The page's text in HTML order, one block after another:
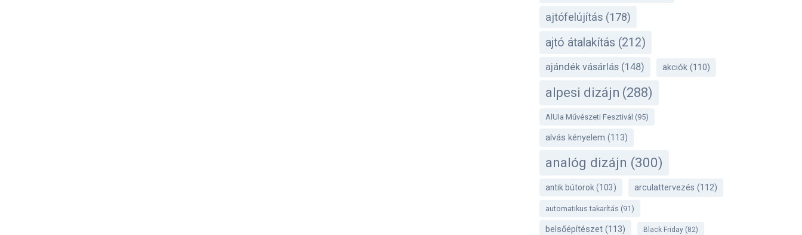
ajtófelújítás (178)
ajtó átalakítás (212)
ajándék vásárlás(148) akciók(110)
alpesi dizájn (288)
AlUla Művészeti Fesztivál (95)
alvás kényelem (113)
analóg dizájn (300)
antik bútorok (103) arculattervezés (112)
automatikus takarítás (91)
belsőépítészet(113) Black Friday(82)